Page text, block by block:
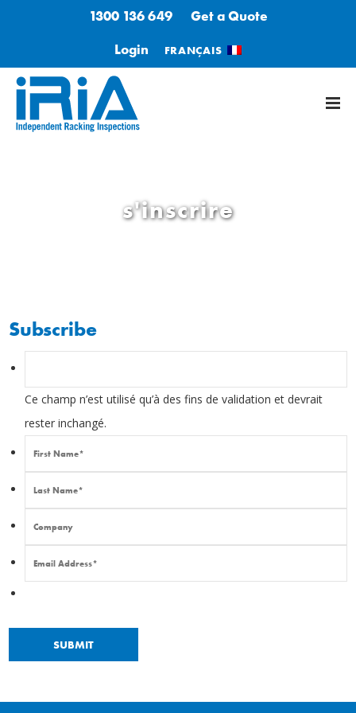
1300 136 649
Get a Quote
Login
FRANÇAIS
s'inscrire
Subscribe
Ce champ n’est utilisé qu’à des fins de validation et devrait
rester inchangé.